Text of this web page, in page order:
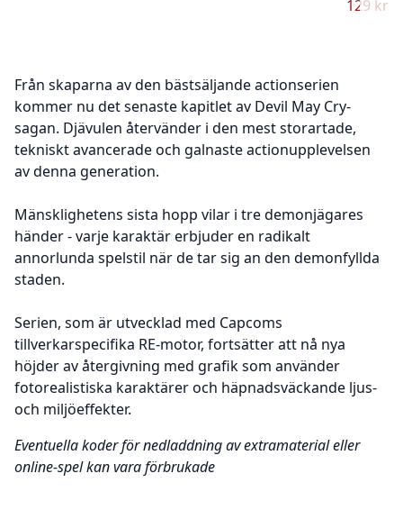
129 kr –
Från skaparna av den bästsäljande actionserien
kommer nu det senaste kapitlet av Devil May Cry-
sagan. Djävulen återvänder i den mest storartade,
tekniskt avancerade och galnaste actionupplevelsen
av denna generation.
Mänsklighetens sista hopp vilar i tre demonjägares
händer - varje karaktär erbjuder en radikalt
annorlunda spelstil när de tar sig an den demonfyllda
staden.
Serien, som är utvecklad med Capcoms
tillverkarspecifika RE-motor, fortsätter att nå nya
höjder av återgivning med grafik som använder
fotorealistiska karaktärer och häpnadsväckande ljus-
och miljöeffekter.
Eventuella koder för nedladdning av extramaterial eller
online-spel kan vara förbrukade